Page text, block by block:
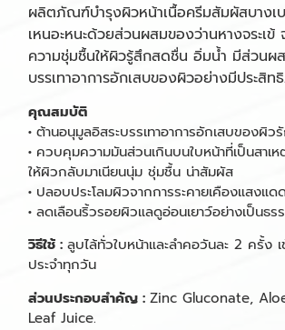
ผลิตภัณฑ์บำรุงผิวหน้าเนื้อครีมสัมผัสบางเบ
เหนอะหนะด้วยส่วนผสมของว่านหางจระเข้
ความชุ่มชื้นให้ผิวรู้สึกสดชื่น อิ่มน้ำ มีส่วนผ
บรรเทาอาการอักเสบของผิวอย่างมีประสิท
คุณสมบัติ
•ต้านอนุมูลอิสระบรรเทาอาการอักเสบของผิ
• ควบคุมความมันส่วนเกินบนใบหน้าที่เป็นสาเ
ให้ผิวกลับมาเนียนนุ่ม ชุ่มชื้น น่าสัมผัส
• ปลอบประโลมผิวจากการระคายเคืองแสงแด
•ลดเลือนริ้วรอยผิวแลดูอ่อนเยาว์อย่างเป็นธร
วิธีใช้ :ลูบไล้ทั่วใบหน้าและลำคอวันละ 2 ครั้ง
ประจำทุกวัน
ส่วนประกอบสำคัญ :Zinc Gluconate,
Leaf Juice.